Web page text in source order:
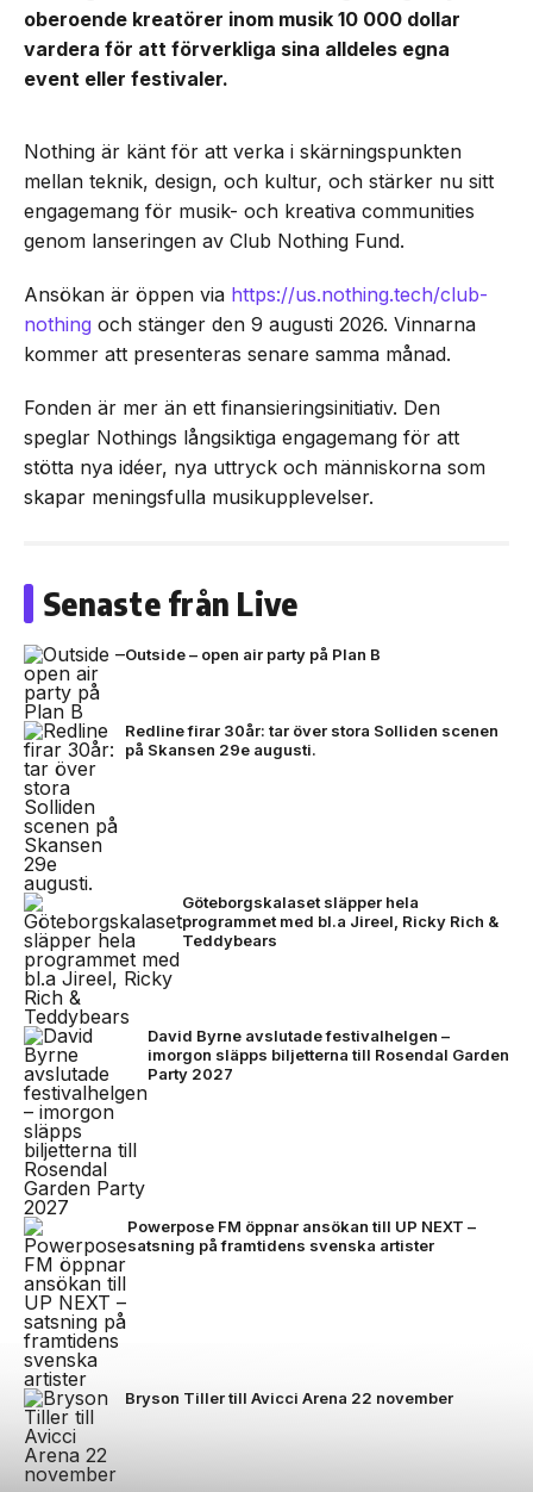
oberoende kreatörer inom musik 10 000 dollar
vardera för att förverkliga sina alldeles egna
event eller festivaler.
Nothing är känt för att verka i skärningspunkten
mellan teknik, design, och kultur, och stärker nu sitt
engagemang för musik- och kreativa communities
genom lanseringen av Club Nothing Fund.
Ansökan är öppen via https://us.nothing.tech/club-
nothing och stänger den 9 augusti 2026. Vinnarna
kommer att presenteras senare samma månad.
Fonden är mer än ett finansieringsinitiativ. Den
speglar Nothings långsiktiga engagemang för att
stötta nya idéer, nya uttryck och människorna som
skapar meningsfulla musikupplevelser.
Senaste från Live
Outside – open air party på Plan B
Redline firar 30år: tar över stora Solliden scenen
på Skansen 29e augusti.
Göteborgskalaset släpper hela
programmet med bl.a Jireel, Ricky Rich &
Teddybears
David Byrne avslutade festivalhelgen –
imorgon släpps biljetterna till Rosendal Garden
Party 2027
Powerpose FM öppnar ansökan till UP NEXT –
satsning på framtidens svenska artister
Bryson Tiller till Avicci Arena 22 november